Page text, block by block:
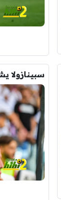
سبينازولا